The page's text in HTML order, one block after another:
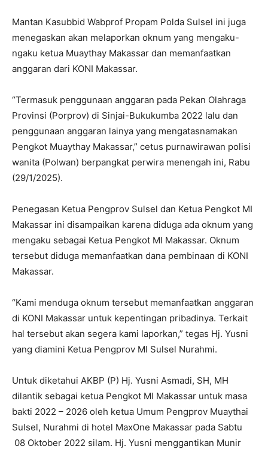
Mantan Kasubbid Wabprof Propam Polda Sulsel ini juga
menegaskan akan melaporkan oknum yang mengaku-
ngaku ketua Muaythay Makassar dan memanfaatkan
anggaran dari KONI Makassar.
‘’Termasuk penggunaan anggaran pada Pekan Olahraga
Provinsi (Porprov) di Sinjai-Bukukumba 2022 lalu dan
penggunaan anggaran lainya yang mengatasnamakan
Pengkot Muaythay Makassar,” cetus purnawirawan polisi
wanita (Polwan) berpangkat perwira menengah ini, Rabu
(29/1/2025).
Penegasan Ketua Pengprov Sulsel dan Ketua Pengkot MI
Makassar ini disampaikan karena diduga ada oknum yang
mengaku sebagai Ketua Pengkot MI Makassar. Oknum
tersebut diduga memanfaatkan dana pembinaan di KONI
Makassar.
“Kami menduga oknum tersebut memanfaatkan anggaran
di KONI Makassar untuk kepentingan pribadinya. Terkait
hal tersebut akan segera kami laporkan,” tegas Hj. Yusni
yang diamini Ketua Pengprov MI Sulsel Nurahmi.
Untuk diketahui AKBP (P) Hj. Yusni Asmadi, SH, MH
dilantik sebagai ketua Pengkot MI Makassar untuk masa
bakti 2022 – 2026 oleh ketua Umum Pengprov Muaythai
Sulsel, Nurahmi di hotel MaxOne Makassar pada Sabtu
08 Oktober 2022 silam. Hj. Yusni menggantikan Munir